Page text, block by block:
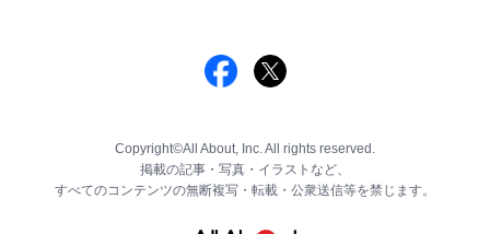
Copyright©All About, Inc. All rights reserved.
掲載の記事・写真・イラストなど、
すべてのコンテンツの無断複写・転載・公衆送信等を禁じます。